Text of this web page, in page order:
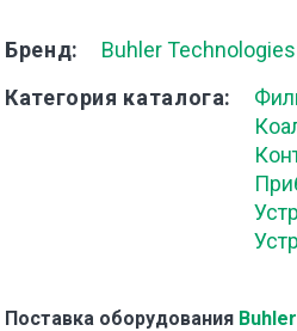
Бренд
Buhler
Категория каталога
Поставка оборудования